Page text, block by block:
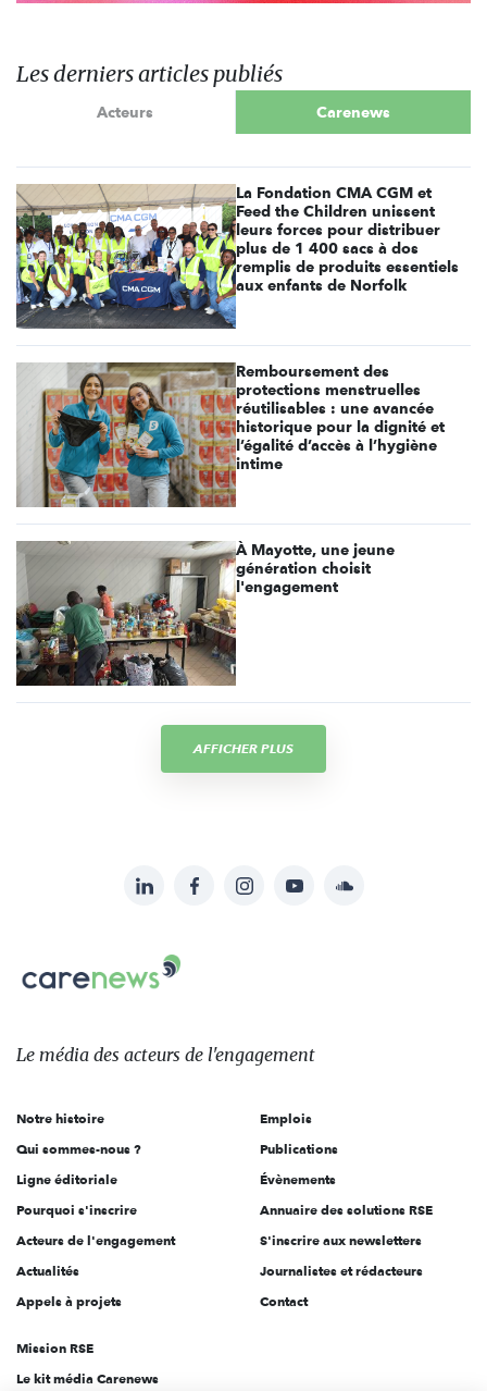
Les derniers articles publiés
Acteurs Carenews
La Fondation CMA CGM et
Feed the Children unissent
leurs forces pour distribuer
plus de 1 400 sacs à dos
remplis de produits essentiels
aux enfants de Norfolk
Remboursement des
protections menstruelles
réutilisables : une avancée
historique pour la dignité et
l’égalité d’accès à l’hygiène
intime
À Mayotte, une jeune
génération choisit
l'engagement
AFFICHER PLUS
sur:
LinkedInFacebookInstagramYouTubeSoundcloud
Le
des
l'engagement
Le média des acteurs de l'engagement
Notre histoire
Qui sommes-nous ?
Ligne éditoriale
Pourquoi s'inscrire
Acteurs de l'engagement
Actualités
Appels à projets
Emplois
Publications
Évènements
Annuaire des solutions RSE
S'inscrire aux newsletters
Journalistes et rédacteurs
Contact
Mission RSE
Le kit média Carenews